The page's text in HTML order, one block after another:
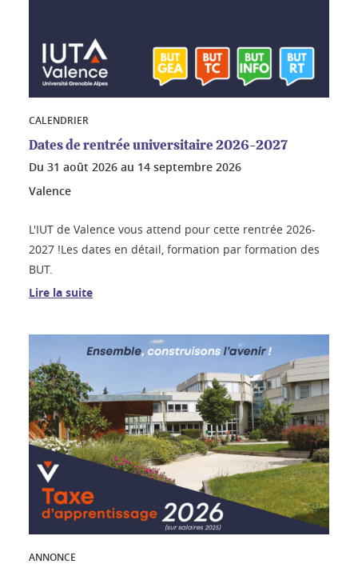
CALENDRIER
Dates de rentrée universitaire 2026-2027
Du 31 août 2026 au 14 septembre 2026
Valence
L'IUT de Valence vous attend pour cette rentrée 2026-
2027 !Les dates en détail, formation par formation des
BUT.
Lire la suite
ANNONCE